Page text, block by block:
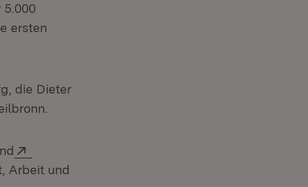
5.000
ersten
die Dieter
Arbeit und